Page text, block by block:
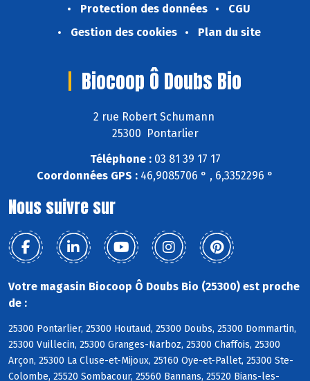
Protection des données
CGU
Gestion des cookies
Plan du site
Biocoop Ô Doubs Bio
2 rue Robert Schumann
25300 Pontarlier
Téléphone :03 81 39 17 17
Coordonnées GPS : 46,9085706 ° , 6,3352296 °
Nous suivre sur
Votre magasin Biocoop Ô Doubs Bio (25300) est proche
de :
25300 Pontarlier, 25300 Houtaud, 25300 Doubs, 25300 Dommartin,
25300 Vuillecin, 25300 Granges-Narboz, 25300 Chaffois, 25300
Arçon, 25300 La Cluse-et-Mijoux, 25160 Oye-et-Pallet, 25300 Ste-
Colombe, 25520 Sombacour, 25560 Bannans, 25520 Bians-les-